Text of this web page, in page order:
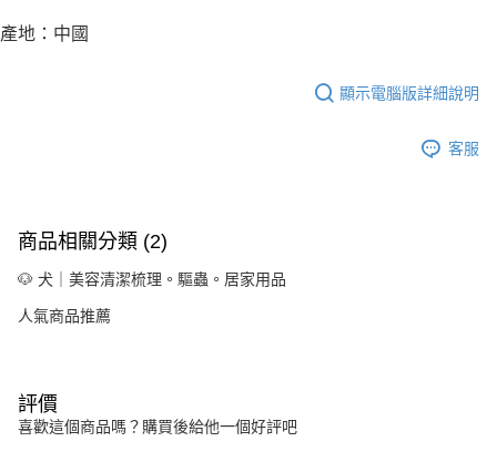
產地：中國
顯示電腦版詳細說明
客服
商品相關分類 (2)
🐶 犬｜美容清潔梳理。驅蟲。居家用品
人氣商品推薦
評價
喜歡這個商品嗎？購買後給他一個好評吧